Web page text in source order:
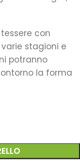
con
stagioni e
potranno
la forma